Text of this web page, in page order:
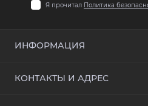
Я прочитал Политика
ИНФОРМАЦИЯ
Доставка и оплата
КОНТАКТЫ И АДРЕС